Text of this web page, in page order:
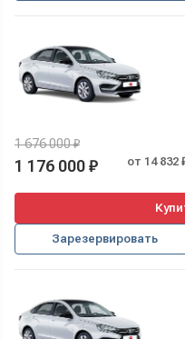
1 676 000 ₽
1 176 000 ₽ от 14
Зарезервировать